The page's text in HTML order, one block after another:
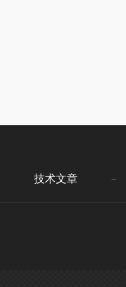
技术文章